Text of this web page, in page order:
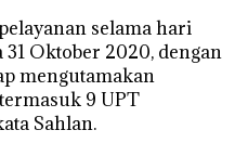
selama hari
Oktober 2020, dengan
mengutamakan
9 UPT
Sahlan.